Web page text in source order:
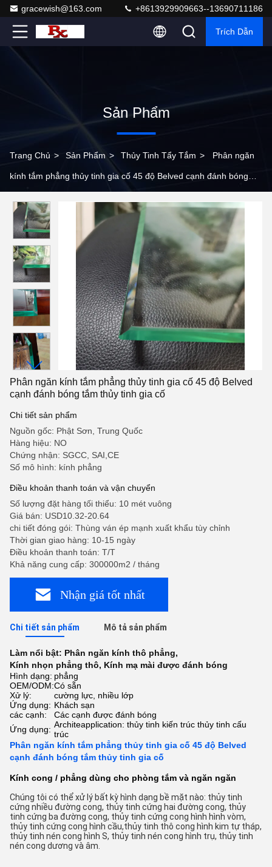
gracewish@163.com +8613929909663--13690711186
Trích Dẫn
Sản Phẩm
Trang Chủ > Sản Phẩm > Thủy Tinh Tẩy Tắm > Phân ngăn
kính tắm phẳng thủy tinh gia cố 45 độ Belved cạnh đánh bóng
Phân ngăn kính tắm phẳng thủy tinh gia cố 45 độ Belved
cạnh đánh bóng tắm thủy tinh gia cố
Chi tiết sản phẩm
Nguồn gốc: Phật Sơn, Trung Quốc
Hàng hiệu: NO
Chứng nhận: SGCC, SAI,CE
Số mô hình: kính phẳng
Điều khoản thanh toán và vận chuyển
Số lượng đặt hàng tối thiểu: 10 mét vuông
Giá bán: USD10.32-20.64
chi tiết đóng gói: Thùng ván ép mạnh xuất khẩu tùy chỉnh
Thời gian giao hàng: 10-15 ngày
Điều khoản thanh toán: T/T
Khả năng cung cấp: 300000m2 / tháng
Nhận giá tốt nhất
Chi tiết sản phẩm Mô tả sản phẩm
Làm nổi bật: Phân ngăn kính thô phẳng,
Kính nhọn phẳng thô, Kính mạ mài được đánh bóng
Hình dạng: phẳng
OEM/ODM:Có sẵn
Xử lý:
cường lực, nhiều lớp
Ứng dụng: Khách sạn
các cạnh:
Các cạnh được đánh bóng
Ứng dụng: Architeapplication: thủy tinh kiến trúc thủy tinh cấu
trúc
Phân ngăn kính tắm phẳng thủy tinh gia cố 45 độ Belved
cạnh đánh bóng tắm thủy tinh gia cố
Kính cong / phẳng dùng cho phòng tắm và ngăn ngăn
Chúng tôi có thể xử lý bất kỳ hình dạng bề mặt nào: thủy tinh
cứng nhiều đường cong, thủy tinh cứng hai đường cong, thủy
tinh cứng ba đường cong, thủy tinh cứng cong hình hình vòm,
thủy tinh cứng cong hình cầu,thủy tinh thô cong hình kim tự tháp,
thủy tinh nén cong hình S, thủy tinh nén cong hình trụ, thủy tinh
nén cong dương và âm.